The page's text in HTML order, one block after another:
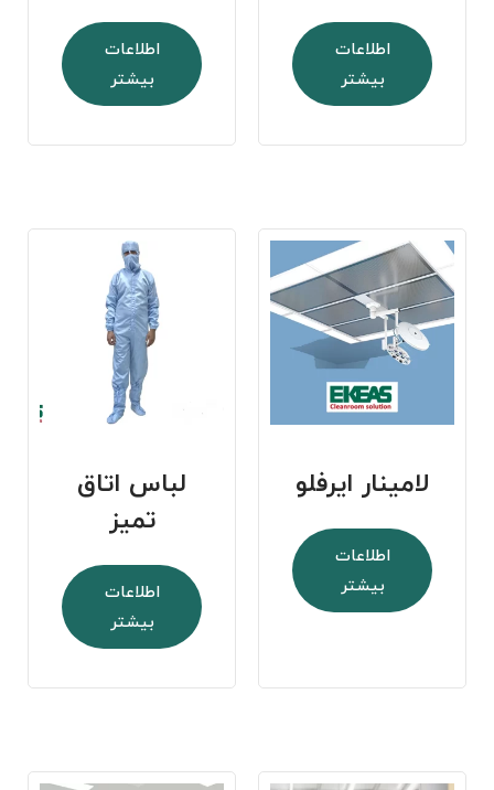
اطلاعات
بیشتر
اطلاعات
بیشتر
لامینار ایرفلو
اطلاعات
بیشتر
لباس اتاق
تمیز
اطلاعات
بیشتر